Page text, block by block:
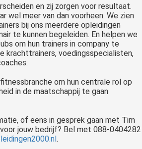
en zij zorgen voor resultaat.
wel meer van dan voorheen. We zien
bij ons meerdere opleidingen
te kunnen begeleiden. En helpen we
om hun trainers in company te
krachttrainers, voedingsspecialisten,
om hun centrale rol op
in de maatschappij te gaan
of eens in gesprek gaan met Tim
jouw bedrijf? Bel met 088-0404282
.